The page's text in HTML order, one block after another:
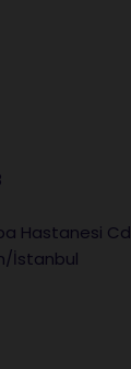
Hastanesi Cd
İstanbul